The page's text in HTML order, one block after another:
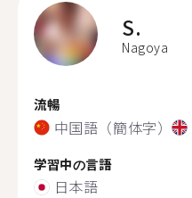
S.
Nagoya
流暢
中国語（簡体字）
学習中の言語
日本語